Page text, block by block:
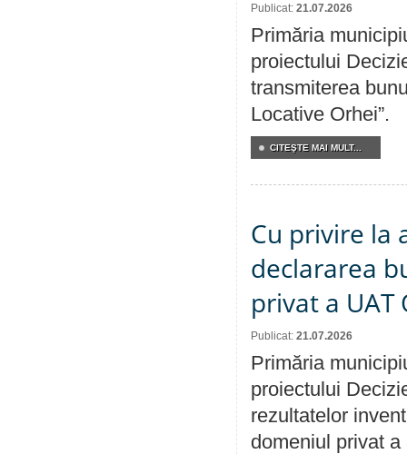
Publicat: 21.07.2026
Primăria
proiectului
transmiterea
Locative Orhei”.
CITEŞTE MAI MULT...
Cu privire la
declararea
privat a UAT
Publicat: 21.07.2026
Primăria
proiectului
rezultatelor
domeniul privat a